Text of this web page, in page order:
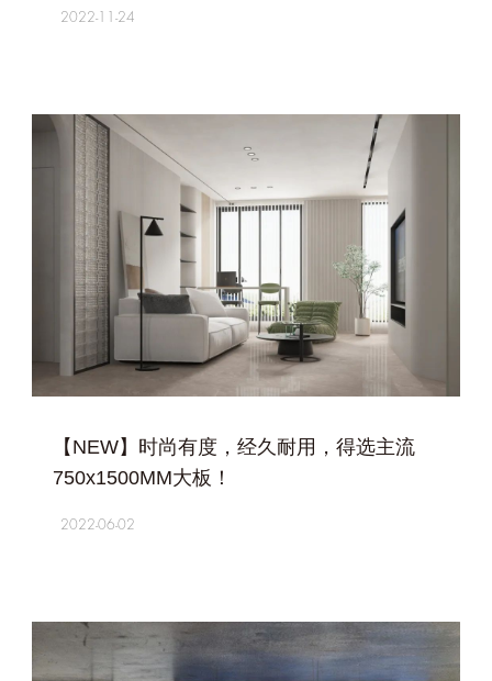
2022-11-24
【NEW】时尚有度，经久耐用，得选主流
750x1500MM大板！
2022-06-02